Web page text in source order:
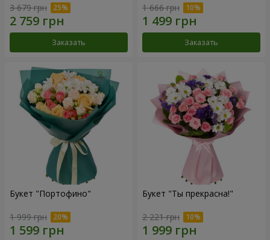
3 679 грн
Заказать
1 666 грн
Заказать
Букет "Портофино"
1 999 грн
Букет "Ты прекрасна!"
2 221 грн